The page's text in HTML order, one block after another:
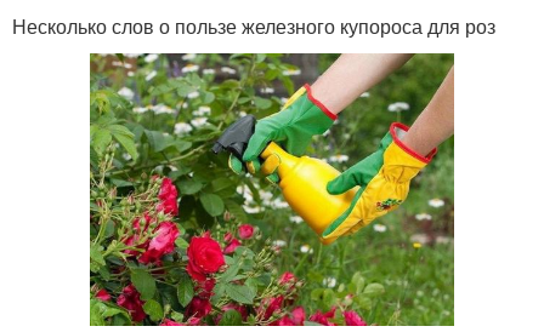
Несколько слов о пользе железного купороса для роз